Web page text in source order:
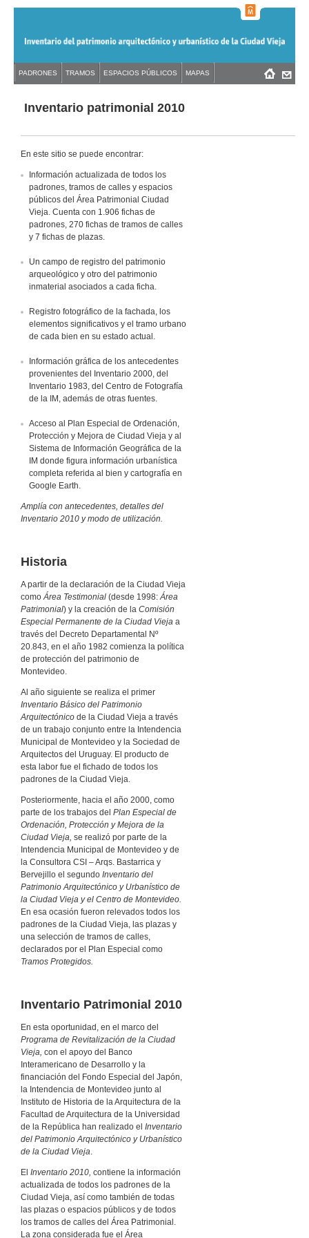
navigation
Back
topInventario patrimonial 2010
En este sitio se puede encontrar:
Información actualizada de todos los
padrones, tramos de calles y espacios
públicos del Área Patrimonial Ciudad
Vieja. Cuenta con 1.906 fichas de
padrones, 270 fichas de tramos de calles
y 7 fichas de plazas.
Un campo de registro del patrimonio
arqueológico y otro del patrimonio
inmaterial asociados a cada ficha.
Registro fotográfico de la fachada, los
elementos significativos y el tramo urbano
de cada bien en su estado actual.
Información gráfica de los antecedentes
provenientes del Inventario 2000, del
Inventario 1983, del Centro de Fotografía
de la IM, además de otras fuentes.
Acceso al Plan Especial de Ordenación,
Protección y Mejora de Ciudad Vieja y al
Sistema de Información Geográfica de la
IM donde figura información urbanística
completa referida al bien y cartografía en
Google Earth.
Amplía con antecedentes, detalles del
Inventario 2010 y modo de utilización.
Historia
A partir de la declaración de la Ciudad Vieja
comoÁrea Testimonial (desde 1998:Área
Patrimonial) y la creación de la Comisión
Especial Permanente de la Ciudad Vieja a
través del Decreto Departamental Nº
20.843, en el año 1982 comienza la política
de protección del patrimonio de
Montevideo.
Al año siguiente se realiza el primer
Inventario Básico del Patrimonio
Arquitectónico de la Ciudad Vieja a través
de un trabajo conjunto entre la Intendencia
Municipal de Montevideo y la Sociedad de
Arquitectos del Uruguay. El producto de
esta labor fue el fichado de todos los
padrones de la Ciudad Vieja.
Posteriormente, hacia el año 2000, como
parte de los trabajos del Plan Especial de
Ordenación, Protección y Mejora de la
Ciudad Vieja, se realizó por parte de la
Intendencia Municipal de Montevideo y de
la Consultora CSI – Arqs. Bastarrica y
Bervejillo el segundo Inventario del
Patrimonio Arquitectónico y Urbanístico de
la Ciudad Vieja y el Centro de Montevideo.
En esa ocasión fueron relevados todos los
padrones de la Ciudad Vieja, las plazas y
una selección de tramos de calles,
declarados por el Plan Especial como
Tramos Protegidos.
Inventario Patrimonial 2010
En esta oportunidad, en el marco del
Programa de Revitalización de la Ciudad
Vieja, con el apoyo del Banco
Interamericano de Desarrollo y la
financiación del Fondo Especial del Japón,
la Intendencia de Montevideo junto al
Instituto de Historia de la Arquitectura de la
Facultad de Arquitectura de la Universidad
de la República han realizado el Inventario
del Patrimonio Arquitectónico y Urbanístico
de la Ciudad Vieja.
El Inventario 2010, contiene la información
actualizada de todos los padrones de la
Ciudad Vieja, así como también de todas
las plazas o espacios públicos y de todos
los tramos de calles del Área Patrimonial.
La zona considerada fue el Área
Back
to Menú
PADRONES TRAMOS ESPACIOS PÚBLICOS MAPAS